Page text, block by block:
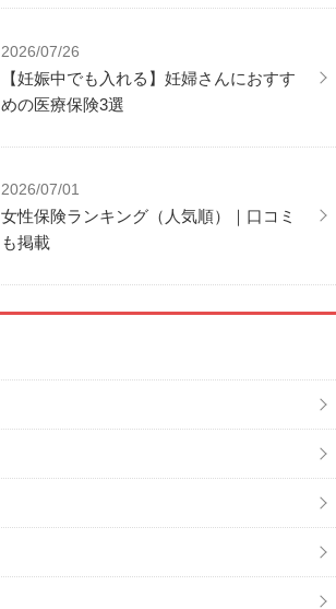
2026/07/26
【妊娠中でも入れる】妊婦さんにおすす
めの医療保険3選
2026/07/01
女性保険ランキング（人気順）｜口コミ
も掲載